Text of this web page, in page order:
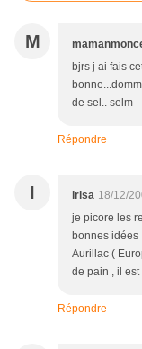
M
bjrs j ai fais
de sel.. selm
Répondre
I irisa 18/12/
je picore les
bonnes idées
Aurillac (
de pain , il est
Répondre